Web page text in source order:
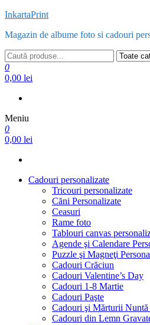
Sari
conținut
InkartaPrint
Magazin de albume foto si cadouri
0
0,00 lei
Meniu
0
0,00 lei
Cadouri personalizate
Tricouri personalizate
Căni Personalizate
Ceasuri
Rame foto
Tablouri canvas
Agende şi Calendare
Puzzle şi Magneţi
Cadouri Crăciun
Cadouri Valentine’s Day
Cadouri 1-8 Martie
Cadouri Paşte
Cadouri şi Mărturii Nuntă
Cadouri din Lemn